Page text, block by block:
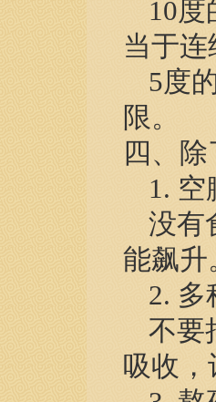
10
当于
5度
限。
四、
1. 空
没有
能飙升
2. 多
不要
吸收